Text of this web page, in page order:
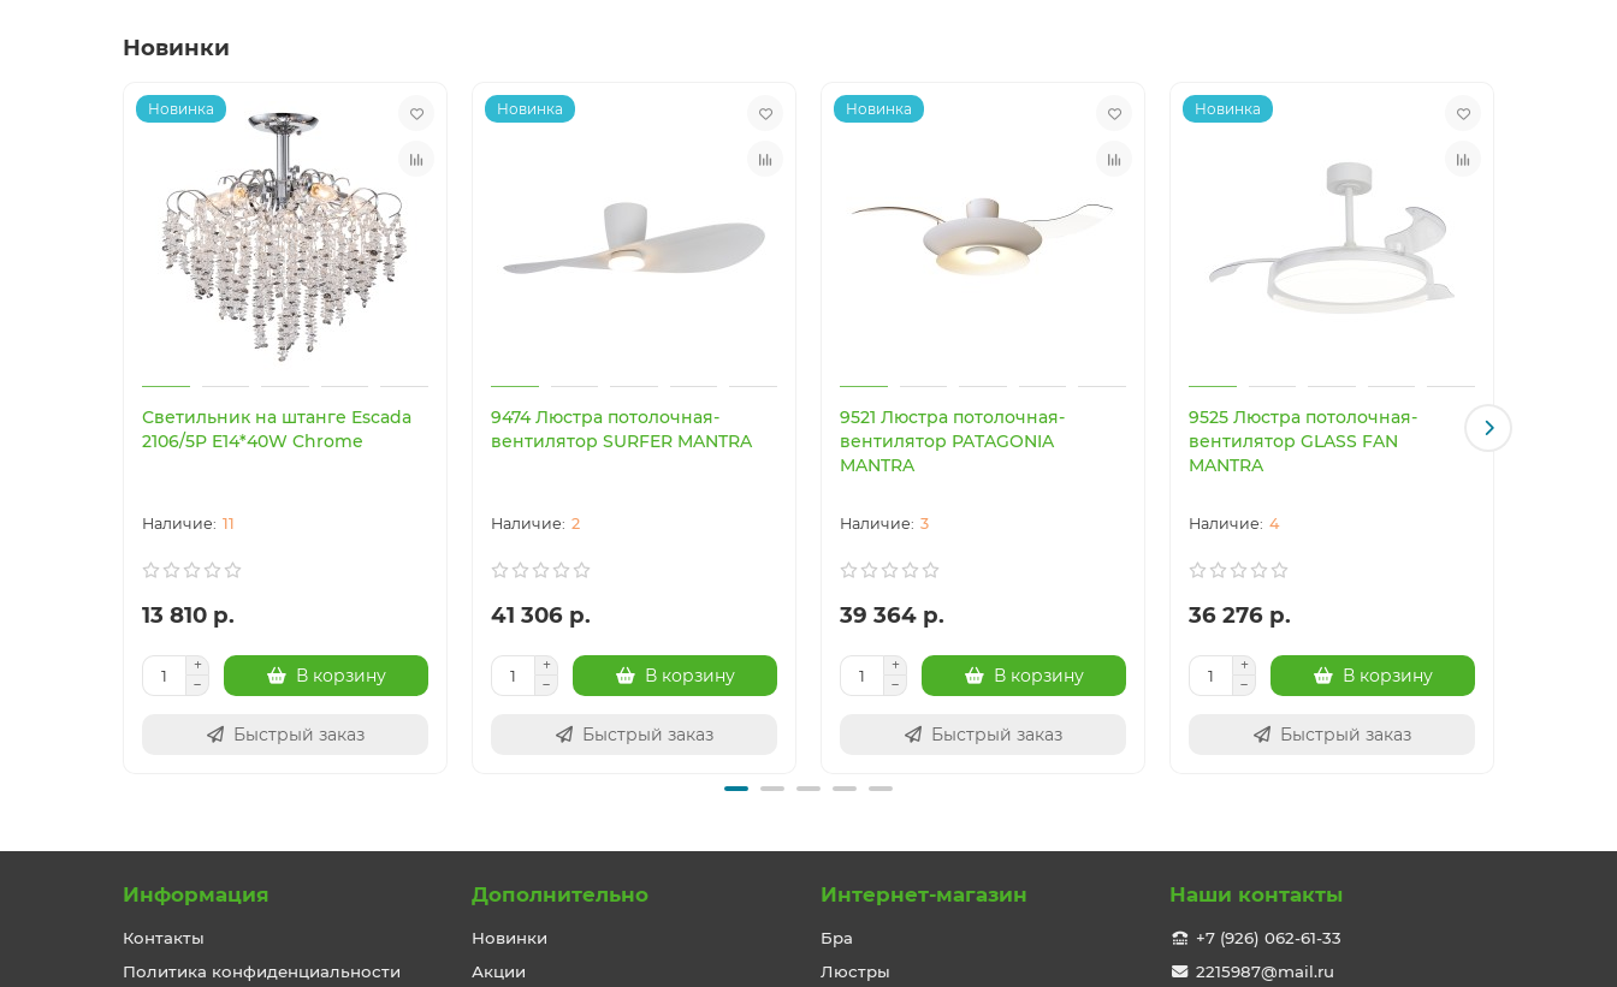
Новинки
Новинка
Светильник на штанге Escada
2106/5P E14*40W Chrome
11
13 810 р.
В корзину
Быстрый заказ
Новинка
9474 Люстра потолочная-
вентилятор SURFER MANTRA
2
41 306 р.
В корзину
Быстрый заказ
Новинка
9521 Люстра потолочная-
вентилятор PATAGONIA
MANTRA
3
39 364 р.
В корзину
Быстрый заказ
Новинка
9525 Люстра потолочная-
вентилятор GLASS FAN
MANTRA
4
36 276 р.
В корзину
Быстрый заказ
Информация
Контакты
Политика конфиденциальности
Дополнительно
Новинки
Акции
Интернет-магазин
Бра
Люстры
Наши контакты
+7 (926) 062-61-33
2215987@mail.ru